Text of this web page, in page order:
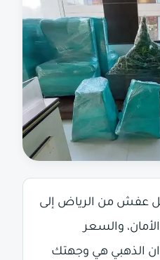
عفش من الرياض إلى
والسعر
الذهبي هي وجهتك